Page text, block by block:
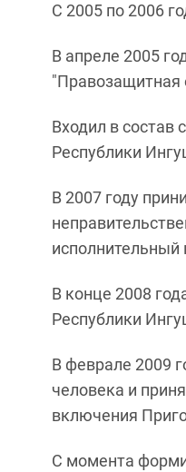
С 2005 по 2006
В апреле 2005
"Правозащитная
Входил в состав
Республики
В 2007 году
исполнительный
В конце 2008
Республики
В феврале 2009
человека и
включения
С момента